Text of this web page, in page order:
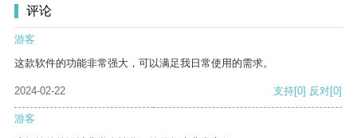
评论
游客
这款软件的功能非常强大，可以满足我日常使用的需求。
2024-02-22 支持[0] 反对[0]
游客